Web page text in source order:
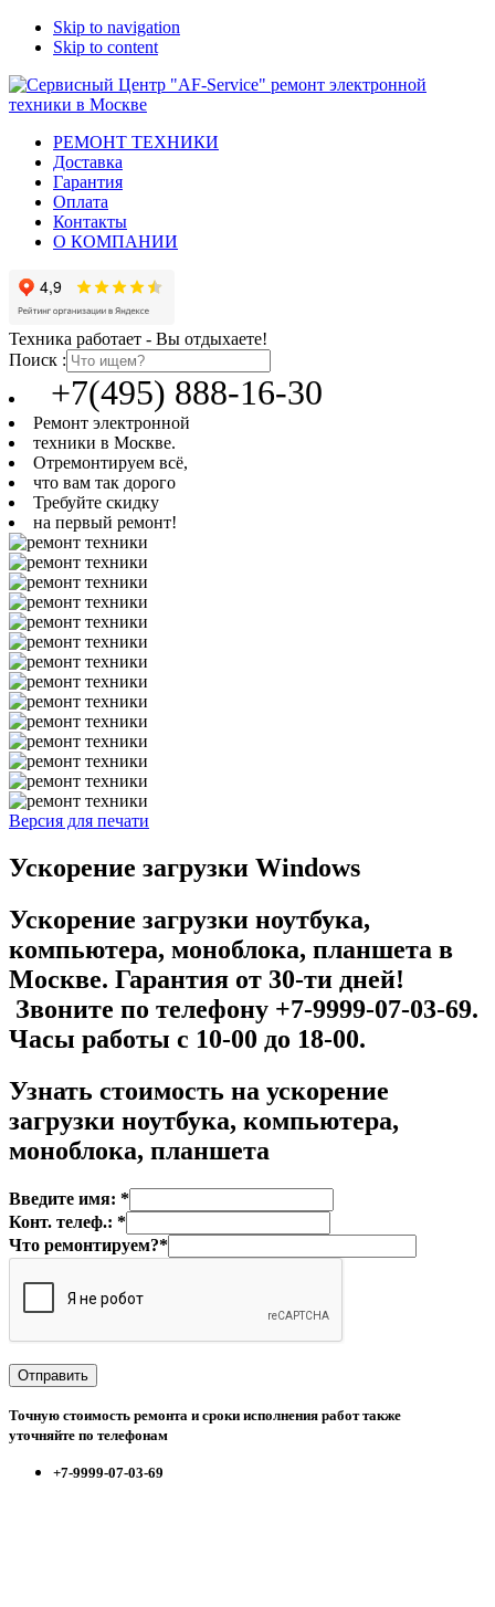
Skip to navigation
Skip to content
РЕМОНТ ТЕХНИКИ
Доставка
Гарантия
Оплата
Контакты
О КОМПАНИИ
Техника работает - Вы отдыхаете!
Поиск :
+7(495) 888-16-30
Ремонт электронной
техники в Москве.
Отремонтируем всё,
что вам так дорого
Требуйте скидку
на первый ремонт!
Версия для печати
Ускорение загрузки Windows
Ускорение загрузки ноутбука,
компьютера, моноблока, планшета в
Москве. Гарантия от 30-ти дней!
Звоните по телефону +7-9999-07-03-69.
Часы работы с 10-00 до 18-00.
Узнать стоимость на ускорение
загрузки ноутбука, компьютера,
моноблока, планшета
Введите имя: *
Конт. телеф.: *
Что ремонтируем?*
Точную стоимость ремонта и сроки исполнения работ также
уточняйте по телефонам
+7-9999-07-03-69